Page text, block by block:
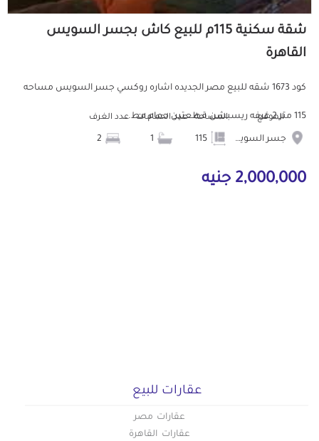
شقة سكنية 115م للبيع كاش بجسر السويس
القاهرة
كود 1673 شقه للبيع مصر الجديده اشاره روكسي جسر السويس مساحه
115 متر 2 غرفه ريسبشن قطعتين حمام مط... الموقع
جسر السويس
المساحة عدد الحمامات عدد الغرف
2,000,000 جنيه
عقارات للبيع
عقارات مصر
عقارات القاهرة